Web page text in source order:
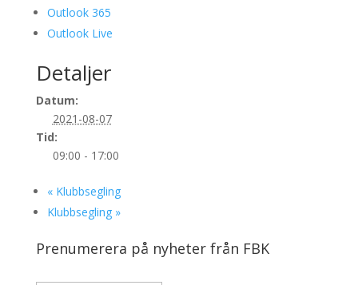
Outlook 365
Outlook Live
Detaljer
Datum:
2021-08-07
Tid:
09:00 - 17:00
«Klubbsegling
Klubbsegling »
Prenumerera på nyheter från FBK